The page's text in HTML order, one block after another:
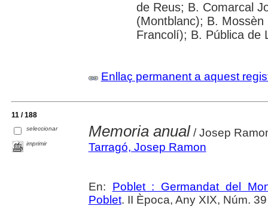
de Reus; B. Comarcal
(Montblanc); B.
Francolí); B. Pública de
Enllaç permanent a aquest
11 / 188
seleccionar
imprimir
Memoria anual/ Josep
Tarragó, Josep Ramon
En: Poblet : Germandat del
Poblet. II Època, Any XIX, Núm.